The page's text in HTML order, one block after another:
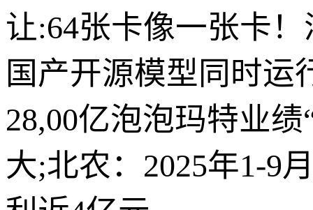
让:64张卡像一张卡
国产开源模型同时运
28,00亿泡泡玛特业
大;北农：2025年1-9